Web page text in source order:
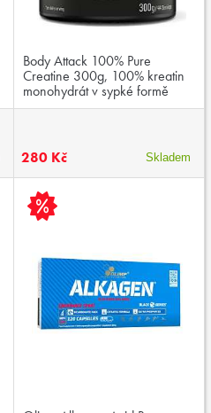
Body Attack 100% Pure
Creatine 300g, 100% kreatin
monohydrát v sypké formě
280 Kč Skladem